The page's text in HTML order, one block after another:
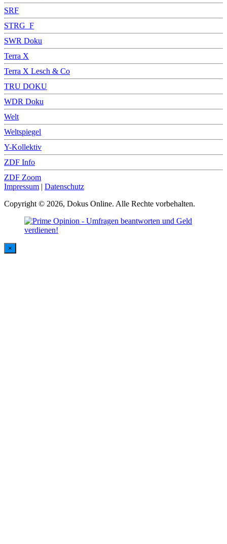
SRF
STRG_F
SWR Doku
Terra X
Terra X Lesch & Co
TRU DOKU
WDR Doku
Welt
Weltspiegel
Y-Kollektiv
ZDF Info
ZDF Zoom
Impressum | Datenschutz
Copyright © 2026, Dokus Online. Alle Rechte vorbehalten.
×